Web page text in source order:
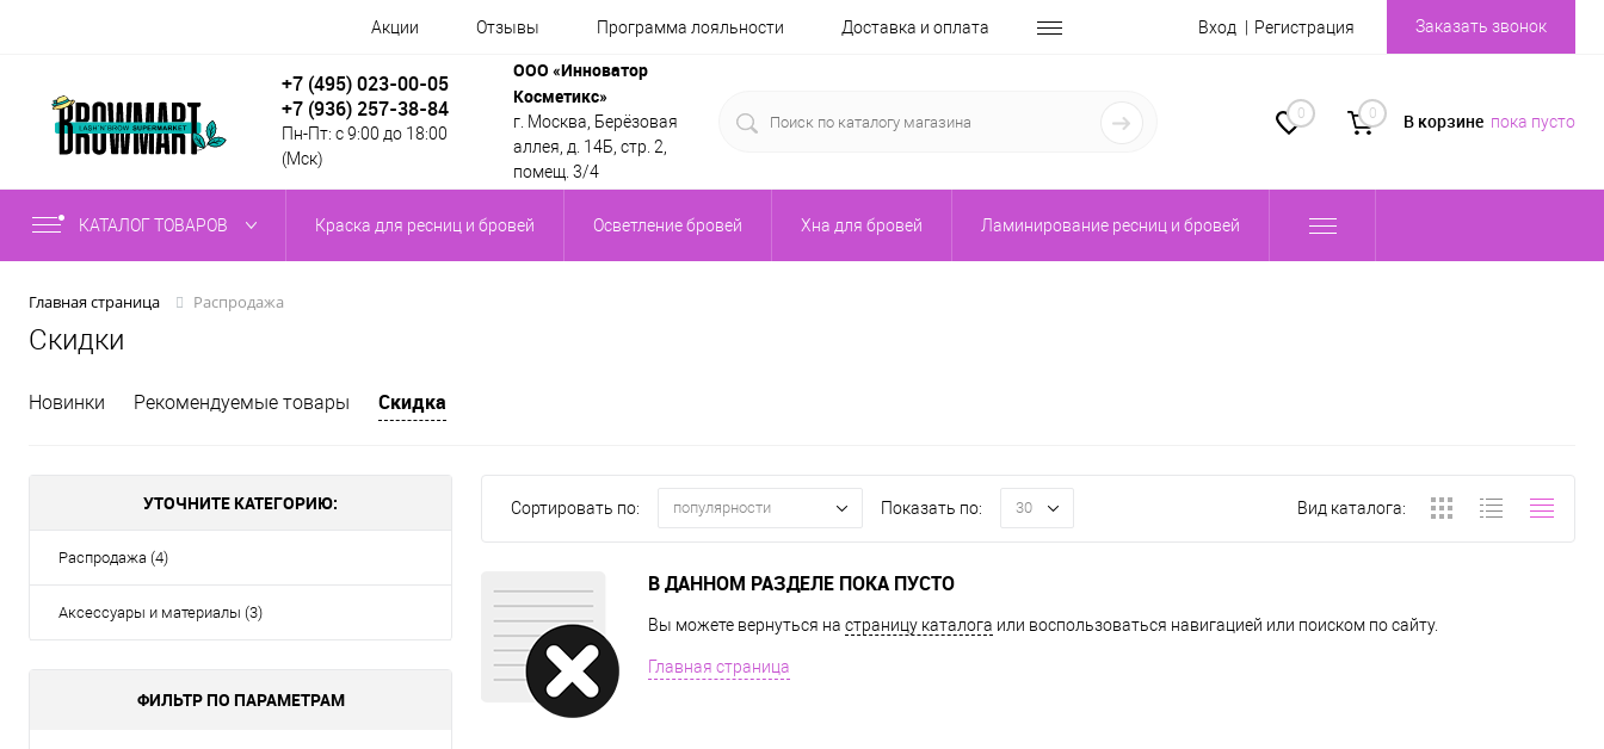
Акции Отзывы Программа лояльности Доставка и оплата Вход Регистрация Заказать звонок
+7 (495) 023-00-05
+7 (936) 257-38-84
Пн-Пт: с 9:00 до 18:00
(Мск)
ООО «Инноватор
Косметикс»
г. Москва, Берёзовая
аллея, д. 14Б, стр. 2,
помещ. 3/4
0 0 В корзине пока пусто
КАТАЛОГ ТОВАРОВ Краска для ресниц и бровей Осветление бровей Хна для бровей Ламинирование ресниц и бровей
Главная страница Распродажа
Скидки
Новинки Рекомендуемые товары Скидка
УТОЧНИТЕ КАТЕГОРИЮ:
Распродажа (4)
Аксессуары и материалы (3)
ФИЛЬТР ПО ПАРАМЕТРАМ
Сортировать по: популярности Показать по: 30 Вид каталога:
В ДАННОМ РАЗДЕЛЕ ПОКА ПУСТО
Вы можете вернуться на страницу каталога или воспользоваться навигацией или поиском по сайту.
Главная страница